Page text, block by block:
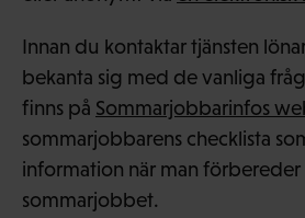
Innan du kontaktar tjänsten
bekanta sig med de vanliga
finns på Sommarjobbarinfos
sommarjobbarens checklista
information när man förbereder
sommarjobbet.